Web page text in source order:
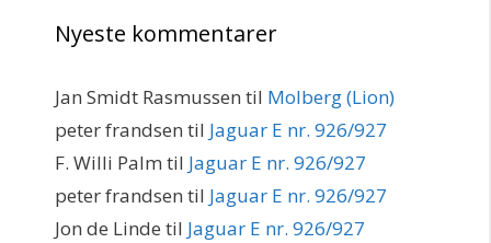
Nyeste kommentarer
Jan Smidt Rasmussen til Molberg (Lion)
peter frandsen til Jaguar E nr. 926/927
F. Willi Palm til Jaguar E nr. 926/927
peter frandsen til Jaguar E nr. 926/927
Jon de Linde til Jaguar E nr. 926/927